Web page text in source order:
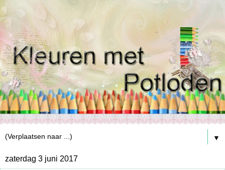
▼
zaterdag 3 juni 2017